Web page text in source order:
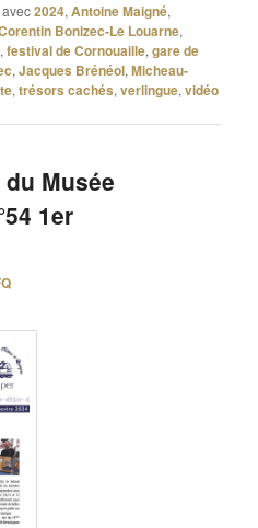
2024,Antoine Maigné,
Bonizec-Le Louarne,
,festival de Cornouaille,gare de
,Jacques Brénéol,Micheau-
,trésors cachés,verlingue,vidéo
Musée
1er